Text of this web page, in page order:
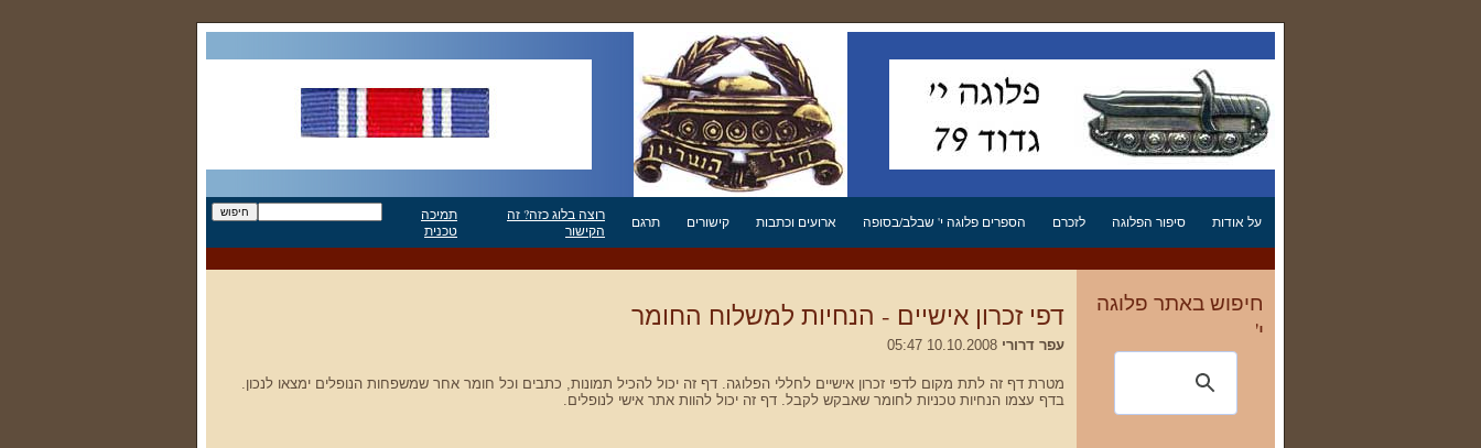
על אודות סיפור הפלוגה לזכרם הספרים פלוגה י' שבלב/בסופה ארועים וכתבות קישורים תרגם
רוצה בלוג כזה? זה
הקישור
תמיכה
טכנית
דפי זכרון אישיים - הנחיות למשלוח החומר
עפר דרורי
מטרת דף זה לתת מקום לדפי זכרון אישיים לחללי הפלוגה. דף זה יכול להכיל תמונות, כתבים וכל חומר אחר שמשפחות הנופלים ימצאו לנכון.
בדף עצמו הנחיות טכניות לחומר שאבקש לקבל. דף זה יכול להוות אתר אישי לנופלים.
חיפוש באתר פלוגה
י'